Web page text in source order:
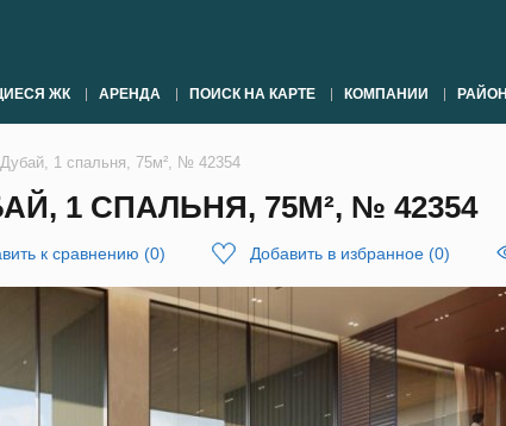
ЖК АРЕНДА ПОИСК НА КАРТЕ КОМПАНИИ
1 спальня, 75м², № 42354
1 СПАЛЬНЯ, 75М², № 42354
к сравнению (0) Добавить в избранное (0)